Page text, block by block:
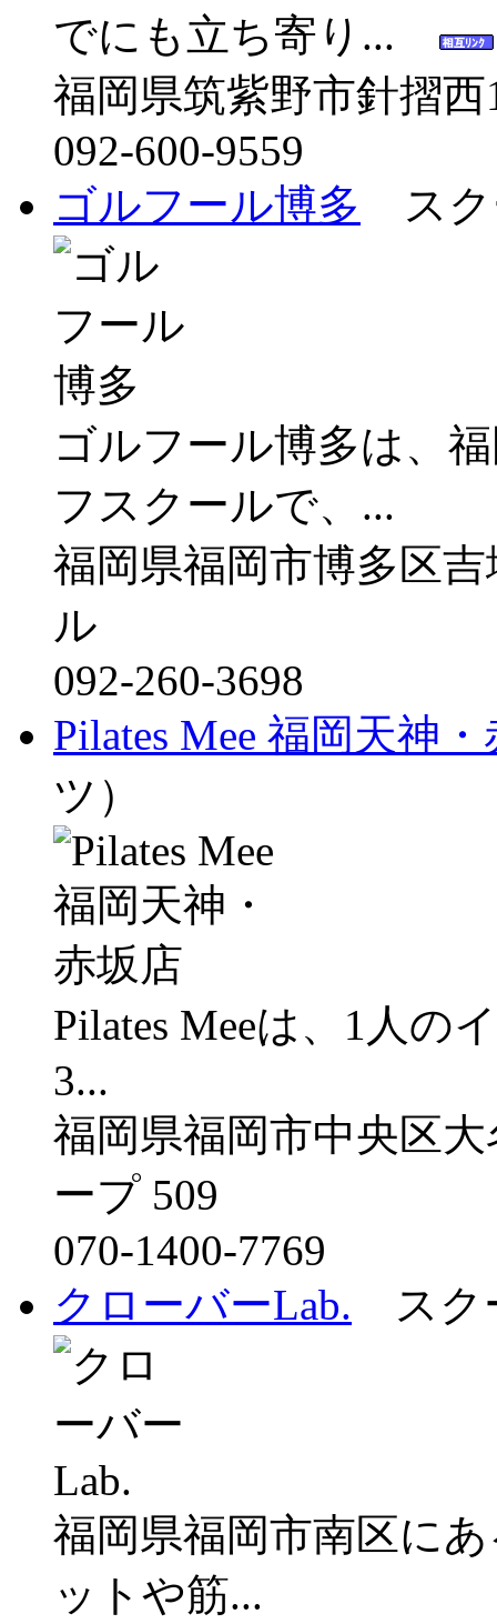
でにも立ち寄り...
福岡県筑紫野市針摺
092-600-9559
ゴルフール博多 スク
ゴルフール博多は、
フスクールで、...
福岡県福岡市博多区
ル
092-260-3698
Pilates Mee 福岡天神
ツ）
Pilates Meeは、1人の
3...
福岡県福岡市中央区
ープ 509
070-1400-7769
クローバーLab. スク
福岡県福岡市南区に
ットや筋...